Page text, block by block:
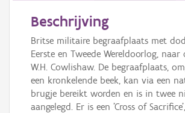
Beschrijving
Britse militaire begraafplaats met
Eerste en Tweede Wereldoorlog,
W.H. Cowlishaw. De begraafplaats,
een kronkelende beek, kan via een
brugje bereikt worden en is in twee
aangelegd. Er is een 'Cross of